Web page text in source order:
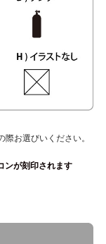
お選びいください。
ンが刻印されます